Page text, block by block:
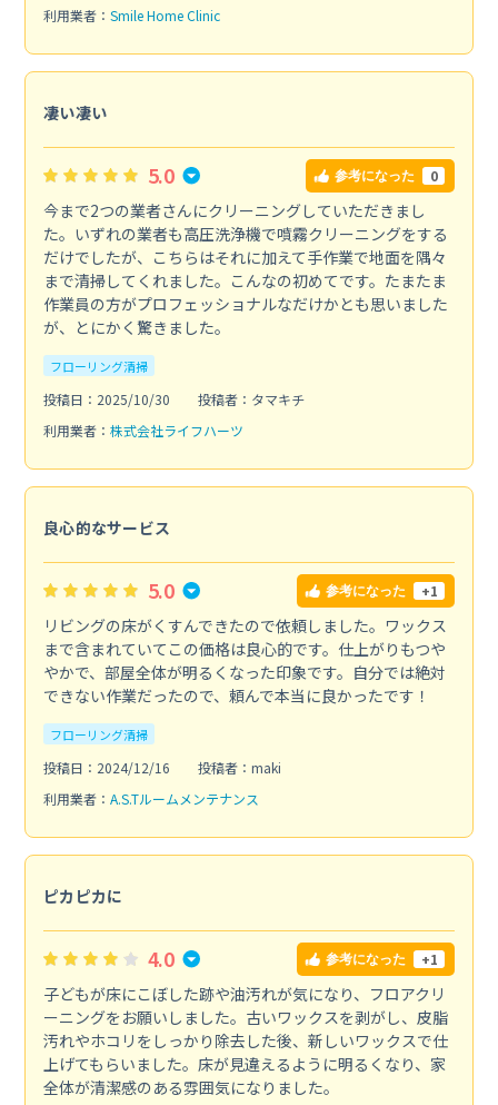
利用業者： Smile Home Clinic
凄い凄い
5.0 参考になった 0
今まで2つの業者さんにクリーニングしていただきまし
た。いずれの業者も高圧洗浄機で噴霧クリーニングをする
だけでしたが、こちらはそれに加えて手作業で地面を隅々
まで清掃してくれました。こんなの初めてです。たまたま
作業員の方がプロフェッショナルなだけかとも思いました
が、とにかく驚きました。
フローリング清掃
投稿日：2025/10/30
投稿者：タマキチ
利用業者： 株式会社ライフハーツ
良心的なサービス
5.0 参考になった +1
リビングの床がくすんできたので依頼しました。ワックス
まで含まれていてこの価格は良心的です。仕上がりもつや
やかで、部屋全体が明るくなった印象です。自分では絶対
できない作業だったので、頼んで本当に良かったです！
フローリング清掃
投稿日：2024/12/16
投稿者：maki
利用業者： A.S.Tルームメンテナンス
ピカピカに
4.0 参考になった +1
子どもが床にこぼした跡や油汚れが気になり、フロアクリ
ーニングをお願いしました。古いワックスを剥がし、皮脂
汚れやホコリをしっかり除去した後、新しいワックスで仕
上げてもらいました。床が見違えるように明るくなり、家
全体が清潔感のある雰囲気になりました。